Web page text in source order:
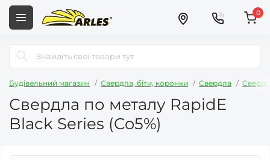
0
Будівельний магазин Свердла, біти, коронки Свердла
Свердла по металу RapidE
Black Series (Co5%)